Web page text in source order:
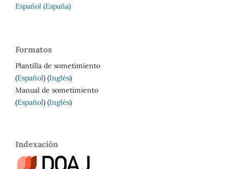
Español (España)
Formatos
Plantilla de sometimiento
(Español) (Inglés)
Manual de sometimiento
(Español) (Inglés)
Indexación